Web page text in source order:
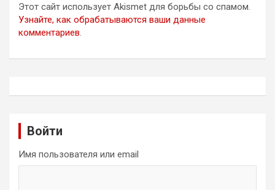
Этот сайт использует Akismet для борьбы со спамом.
Узнайте, как обрабатываются ваши данные
комментариев.
Войти
Имя пользователя или email